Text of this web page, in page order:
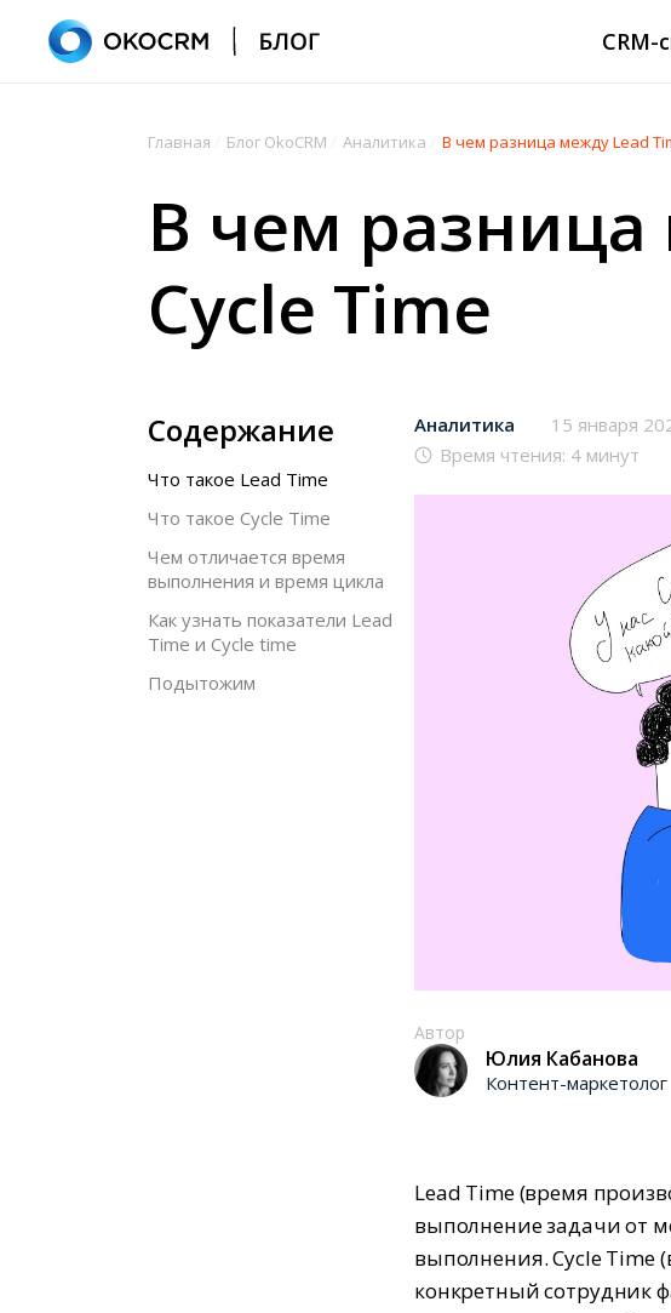
CRM-
Главная Блог OkoCRM Аналитика В чем разница между Lead
В чем разница
Cycle Time
Содержание
Что такое Lead Time
Что такое Cycle Time
Чем отличается время
выполнения и время цикла
Как узнать показатели Lead
Time и Cycle time
Подытожим
Аналитика 15 января
Время чтения: 4 минут
Автор
Юлия Кабанова
Контент-маркетолог
Lead Time (время
выполнение задачи от
выполнения. Cycle Time
конкретный сотрудник